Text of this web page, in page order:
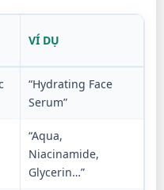
VÍ DỤ
“Hydrating Face
Serum”
“Aqua,
Niacinamide,
Glycerin…”